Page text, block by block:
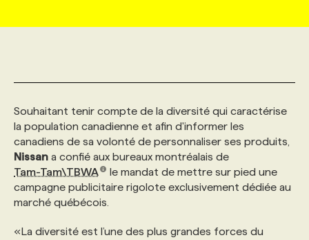
AFFAIRES DE L'INDUSTRIE
INITIATIVES NUMÉRIQUES
PRIX ET DISTINCTIONS
TENDANCES
WEB & MÉDIAS SOCIAUX
MARKETING DURABLE
GEO/SEO
ÉVÉNEMENTIEL
INFOLETTRE PUBLICITÉ
ANNONCEZ AVEC NOUS
CONSULTER LA CVTHÈQUE
PROFIL ENTREPRISE
FAQ
ANNONCEZ AVEC NOUS
VOIR LES OFFRES
PROFIL CANDIDAT
FAQ
ANNONCEZ AVEC NOUS
NOS FORMATIONS EN LIGNE
NOS PARCOURS DE FORMATIONS
FORMATIONS PERSONNALISÉES
NOS FORMATEUR‧RICES
CHASSE DE TÊTE
SERVICE DE CHASSE DE TÊTE
NOS TARIFS
NOS EXPERTISES
Souhaitant tenir compte de la diversité qui caractérise
la population canadienne et afin d'informer les
canadiens de sa volonté de personnaliser ses produits,
Nissan a confié aux bureaux montréalais de
Tam-Tam\TBWA
le mandat de mettre sur pied une
campagne publicitaire rigolote exclusivement dédiée au
marché québécois.
«La diversité est l’une des plus grandes forces du